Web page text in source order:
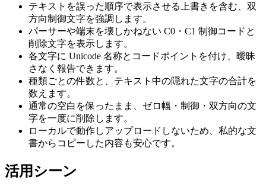
テキストを誤った順序で表示させる上書きを含む、双
方向制御文字を強調します。
パーサーや端末を壊しかねない C0・C1 制御コードと
削除文字を表示します。
各文字に Unicode 名称とコードポイントを付け、曖昧
さなく報告できます。
種類ごとの件数と、テキスト中の隠れた文字の合計を
数えます。
通常の空白を保ったまま、ゼロ幅・制御・双方向の文
字を一度に削除します。
ローカルで動作しアップロードしないため、私的な文
書からコピーした内容も安心です。
活用シーン